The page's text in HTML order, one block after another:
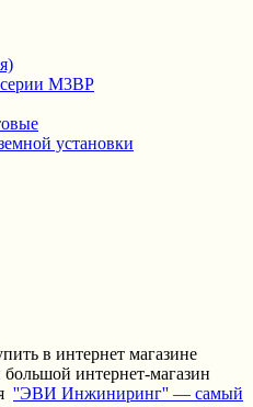
M3BP
установки
в интернет магазине
интернет-магазин
''ЭВИ Инжиниринг'' — самый